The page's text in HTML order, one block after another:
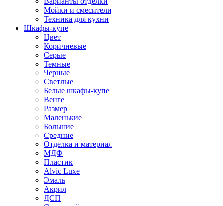
Мойки и смесители
Техника для кухни
Шкафы-купе
Цвет
Коричневые
Серые
Темные
Черные
Светлые
Белые шкафы-купе
Венге
Размер
Маленькие
Большие
Средние
Отделка и материал
МДФ
Пластик
Alvic Luxe
Эмаль
Акрил
ДСП